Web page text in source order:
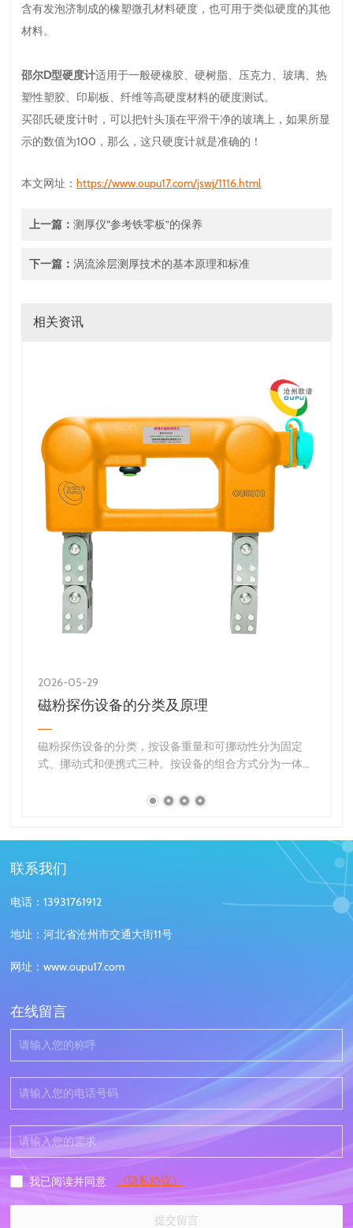
含有发泡济制成的橡塑微孔材料硬度，也可用于类似硬度的其他
材料。
邵尔D型硬度计适用于一般硬橡胶、硬树脂、压克力、玻璃、热
塑性塑胶、印刷板、纤维等高硬度材料的硬度测试。
买邵氏硬度计时，可以把针头顶在平滑干净的玻璃上，如果所显
示的数值为100，那么，这只硬度计就是准确的！
本文网址：https://www.oupu17.com/jswj/1116.html
上一篇：测厚仪“参考铁零板”的保养
下一篇：涡流涂层测厚技术的基本原理和标准
相关资讯
2026-05-29
磁粉探伤设备的分类及原理
磁粉探伤设备的分类，按设备重量和可挪动性分为固定
式、挪动式和便携式三种。按设备的组合方式分为一体型
线圈、工件夹持安装、磁悬液喷洒安装、照明安装和退磁
联系我们
电话：13931761912
地址：河北省沧州市交通大街11号
网址：www.oupu17.com
在线留言
我已阅读并同意 《隐私协议》
提交留言